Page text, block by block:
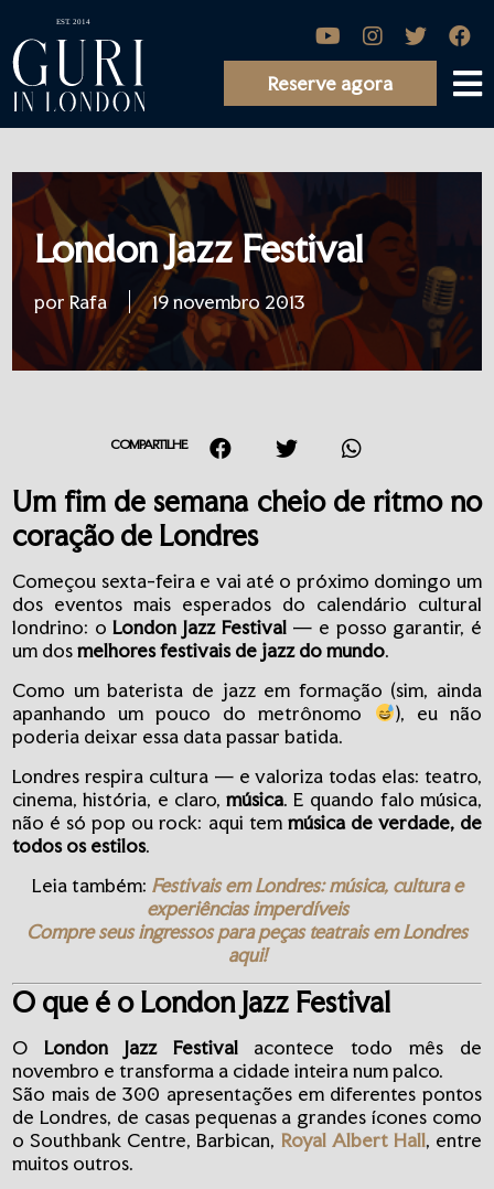
Reserve agora
London Jazz Festival
por Rafa 19 novembro 2013
COMPARTILHE
Um fim de semana cheio de ritmo no
coração de Londres
Começou sexta-feira e vai até o próximo domingo um
dos eventos mais esperados do calendário cultural
londrino: oLondon Jazz Festival— e posso garantir, é
um dosmelhores festivais de jazz do mundo.
Como um baterista de jazz em formação (sim, ainda
apanhando um pouco do metrônomo
), eu não
poderia deixar essa data passar batida.
Londres respira cultura — e valoriza todas elas: teatro,
cinema, história, e claro, música. E quando falo música,
não é só pop ou rock: aqui tem música de verdade, de
todos os estilos.
Leia também: Festivais em Londres: música, cultura e
experiências imperdíveis
Compre seus ingressos para peças teatrais em Londres
aqui!
O que é o London Jazz Festival
OLondon Jazz Festivalacontece todo mês de
novembro e transforma a cidade inteira num palco.
São mais de 300 apresentações em diferentes pontos
de Londres, de casas pequenas a grandes ícones como
o Southbank Centre, Barbican, Royal Albert Hall, entre
muitos outros.